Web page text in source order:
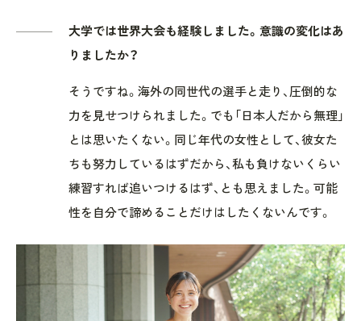
大学では世界大会も経験しました。意識の変化はあ
りましたか？
そうですね。海外の同世代の選手と走り、圧倒的な
力を見せつけられました。でも「日本人だから無理」
とは思いたくない。同じ年代の女性として、彼女た
ちも努力しているはずだから、私も負けないくらい
練習すれば追いつけるはず、とも思えました。可能
性を自分で諦めることだけはしたくないんです。